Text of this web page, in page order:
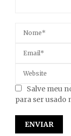
Salve meu
para ser usado